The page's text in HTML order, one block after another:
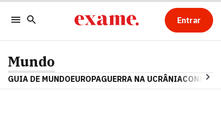
Entrar
Mundo
GUIA DE MUNDOEUROPAGUERRA NA UCRÂNIA